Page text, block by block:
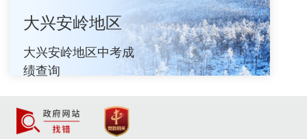
大兴安岭地区
大兴安岭地区中考成
绩查询